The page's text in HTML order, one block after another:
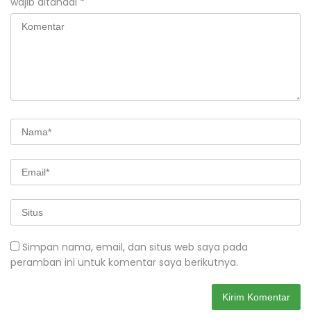
Simpan nama, email, dan situs web saya pada
peramban ini untuk komentar saya berikutnya.